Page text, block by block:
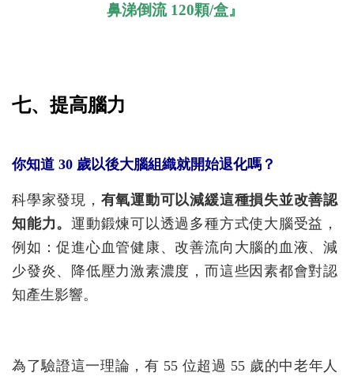
鼻涕倒流 120顆/盒』
七、提高腦力
你知道 30 歲以後大腦組織就開始退化嗎？
科學家發現， 有氧運動可以減緩這種損失並改善認
知能力。運動鍛煉可以透過多種方式使大腦受益，
例如：促進心血管健康、改善流向大腦的血液、減
少發炎、降低壓力激素濃度，而這些因素都會對認
知產生影響。
為了驗證這一理論，有 55 位超過 55 歲的中老年人